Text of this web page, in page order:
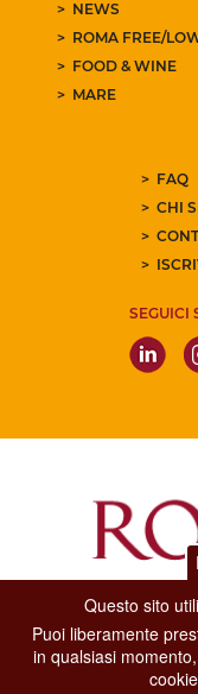
NEWS
ROMA FREE/
FOOD & WINE
MARE
FAQ
CHI
SEGUICI
Dipartimento
Via di San Basilio,
00187 Roma
Questo sito
Puoi liberamente
in qualsiasi